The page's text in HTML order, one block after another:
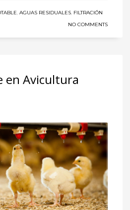
, AGUAS RESIDUALES, FILTRACIÓN
NO COMMENTS
en Avicultura